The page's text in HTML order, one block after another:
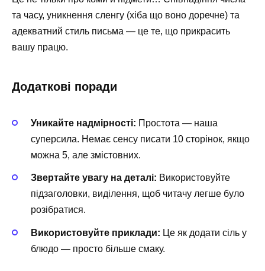
та часу, уникнення сленгу (хіба що воно доречне) та
адекватний стиль письма — це те, що прикрасить
вашу працю.
Додаткові поради
Уникайте надмірності: Простота — наша
суперсила. Немає сенсу писати 10 сторінок, якщо
можна 5, але змістовних.
Звертайте увагу на деталі: Використовуйте
підзаголовки, виділення, щоб читачу легше було
розібратися.
Використовуйте приклади: Це як додати сіль у
блюдо — просто більше смаку.